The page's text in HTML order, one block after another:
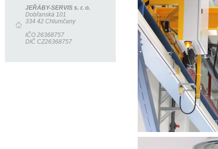
JEŘÁBY-SERVIS s. r. o.
Dobřanská 101
334 42 Chlumčany
IČO 26368757
DIČ CZ26368757